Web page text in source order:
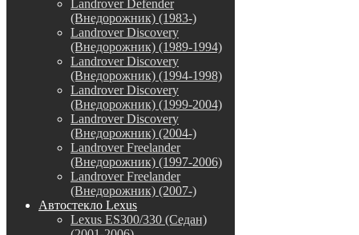
Landrover Defender
(Внедорожник) (1983-)
Landrover Discovery
(Внедорожник) (1989-1994)
Landrover Discovery
(Внедорожник) (1994-1998)
Landrover Discovery
(Внедорожник) (1999-2004)
Landrover Discovery
(Внедорожник) (2004-)
Landrover Freelander
(Внедорожник) (1997-2006)
Landrover Freelander
(Внедорожник) (2007-)
Автостекло Lexus
Lexus ES300/330 (Седан)